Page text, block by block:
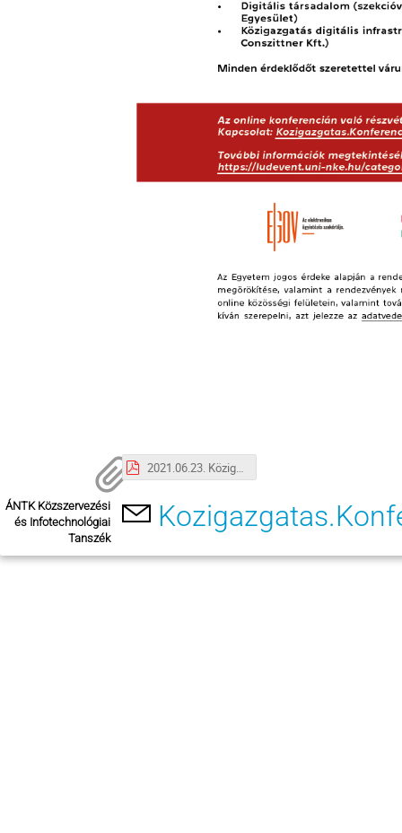
2021.06.23. Közigazgatás Napja Konferencia Program.pdf
ÁNTK Közszervezési
és Infotechnológiai
Tanszék